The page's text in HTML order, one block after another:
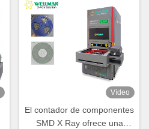
Vídeo
El contador de componentes
SMD X Ray ofrece una